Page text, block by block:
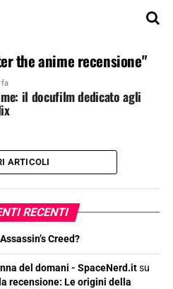
the anime recensione"
fa
il docufilm dedicato agli
ARTICOLI
RECENTI
Creed?
del domani - SpaceNerd.itsu
recensione: Le origini della